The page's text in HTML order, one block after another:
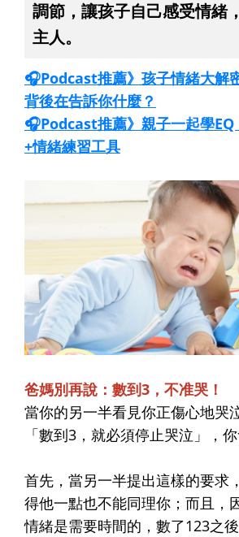
調節，讓孩子自己感受情緒
主人。
🎧Podcast推薦》孩子情緒大解
背後在告訴你什麼？
🎧Podcast推薦》親子一起學EQ
+情緒練習工具
爸媽別再說：數到3，不准哭！
當你的另一半看見你正傷心地哭
「數到3，就必須停止哭泣」，
首先，當另一半提出這樣的要求
得他一點也不能同理你；而且，
情緒是需要時間的，數了123之